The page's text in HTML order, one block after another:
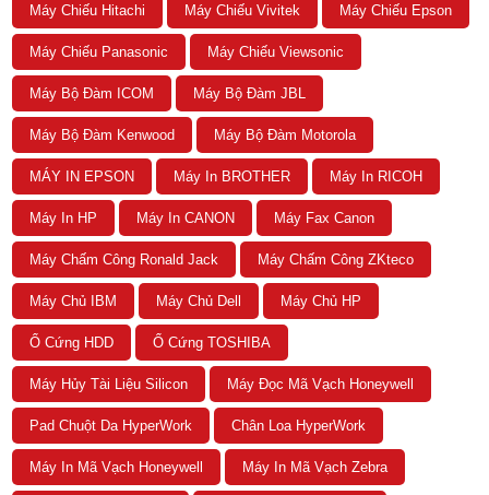
Máy Chiếu Hitachi Máy Chiếu Vivitek Máy Chiếu Epson
Máy Chiếu Panasonic Máy Chiếu Viewsonic
Máy Bộ Đàm ICOM Máy Bộ Đàm JBL
Máy Bộ Đàm Kenwood Máy Bộ Đàm Motorola
MÁY IN EPSON Máy In BROTHER Máy In RICOH
Máy In HP Máy In CANON Máy Fax Canon
Máy Chấm Công Ronald Jack Máy Chấm Công ZKteco
Máy Chủ IBM Máy Chủ Dell Máy Chủ HP
Ổ Cứng HDD Ổ Cứng TOSHIBA
Máy Hủy Tài Liệu Silicon Máy Đọc Mã Vạch Honeywell
Pad Chuột Da HyperWork Chân Loa HyperWork
Máy In Mã Vạch Honeywell Máy In Mã Vạch Zebra